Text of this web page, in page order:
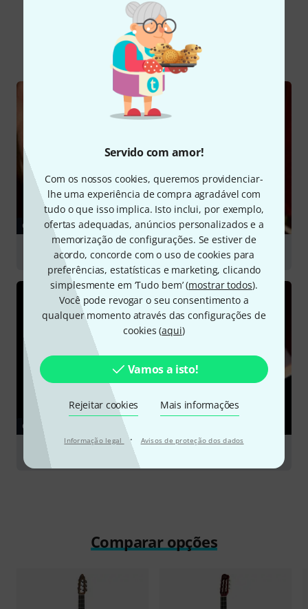
Servido com amor!
Com os nossos cookies, queremos providenciar-
lhe uma experiência de compra agradável com
tudo o que isso implica. Isto inclui, por exemplo,
ofertas adequadas, anúncios personalizados e a
memorização de configurações. Se estiver de
acordo, concorde com o uso de cookies para
preferências, estatísticas e marketing, clicando
simplesmente em ‘Tudo bem’ (mostrar todos).
Você pode revogar o seu consentimento a
qualquer momento através das configurações de
cookies (aqui)
Vamos a isto!
Rejeitar cookies Mais informações
Informação legal · Avisos de proteção dos dados
Sabia?
Todos Guia Online
GUIA
Classical Guitars
GUIA
MIDI and Modelling Guitars
Comparar opções